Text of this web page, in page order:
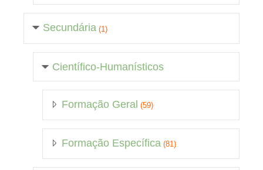
Secundária (1)
Científico-Humanísticos
Formação Geral (59)
Formação Específica (81)